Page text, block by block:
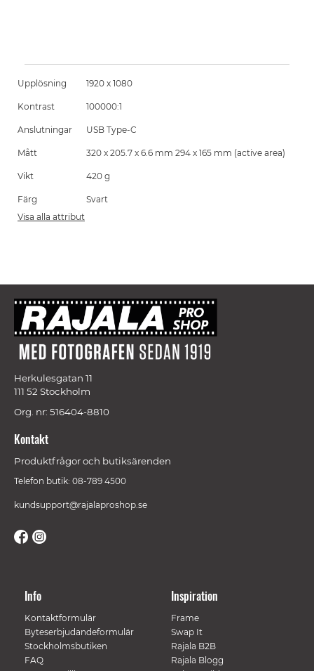
Upplösning 1920 x 1080
Kontrast 100000:1
Anslutningar USB Type-C
Mått 320 x 205.7 x 6.6 mm 294 x 165 mm (active area)
Vikt 420 g
Färg
Svart
Visa alla attribut
Herkulesgatan 11
111 52 Stockholm
Org. nr: 516404-8810
Kontakt
Produktfrågor och butiksärenden
Telefon butik: 08-789 4500
kundsupport@rajalaproshop.se
Info
Kontaktformulär
Byteserbjudandeformulär
Stockholmsbutiken
FAQ
Inspiration
Frame
Swap It
Rajala B2B
Rajala Blogg